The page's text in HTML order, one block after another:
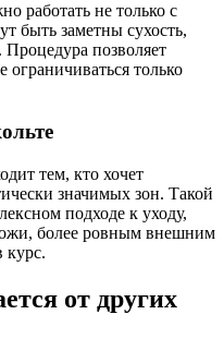
работать не только с
быть заметны сухость,
позволяет
ограничиваться только
тем, кто хочет
значимых зон. Такой
подходе к уходу,
кожи, более ровным внешним
курс.
от других